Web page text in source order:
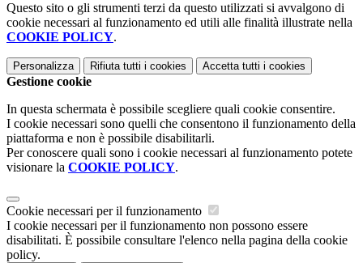
Questo sito o gli strumenti terzi da questo utilizzati si avvalgono di
cookie necessari al funzionamento ed utili alle finalità illustrate nella
COOKIE POLICY.
Personalizza Rifiuta tutti i cookies Accetta tutti i cookies
Gestione cookie
In questa schermata è possibile scegliere quali cookie consentire.
I cookie necessari sono quelli che consentono il funzionamento della
piattaforma e non è possibile disabilitarli.
Per conoscere quali sono i cookie necessari al funzionamento potete
visionare la COOKIE POLICY.
Cookie necessari per il funzionamento
I cookie necessari per il funzionamento non possono essere
disabilitati. È possibile consultare l'elenco nella pagina della cookie
policy.